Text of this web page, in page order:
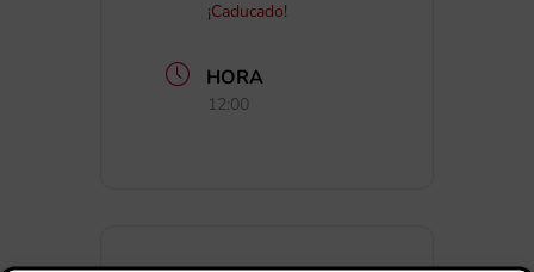
¡Caducado!
HORA
12:00